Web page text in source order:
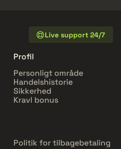
Live support 24/7
Profil
Personligt område
Handelshistorie
Sikkerhed
Kravl bonus
Politik for tilbagebetaling